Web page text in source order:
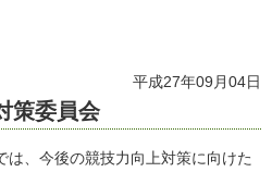
平成27年09月04日
策委員会
、今後の競技力向上対策に向けた